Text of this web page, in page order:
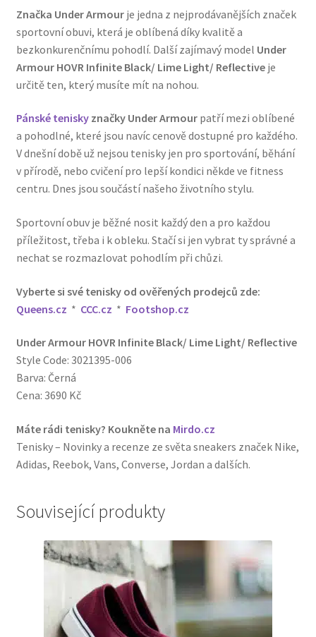
Značka Under Armourje jedna z nejprodávanějších značek
sportovní obuvi, která je oblíbená díky kvalitě a
bezkonkurenčnímu pohodlí. Další zajímavý model Under
Armour HOVR Infinite Black/ Lime Light/ Reflectiveje
určitě ten, který musíte mít na nohou.
Pánské teniskyznačky Under Armourpatří mezi oblíbené
a pohodlné, které jsou navíc cenově dostupné pro každého.
V dnešní době už nejsou tenisky jen pro sportování, běhání
v přírodě, nebo cvičení pro lepší kondici někde ve fitness
centru. Dnes jsou součástí našeho životního stylu.
Sportovní obuv je běžné nosit každý den a pro každou
příležitost, třeba i k obleku. Stačí si jen vybrat ty správné a
nechat se rozmazlovat pohodlím při chůzi.
Vyberte si své tenisky od ověřených prodejců zde:
Queens.cz * CCC.cz * Footshop.cz
Under Armour HOVR Infinite Black/ Lime Light/ Reflective
Style Code: 3021395-006
Barva: Černá
Cena: 3690 Kč
Máte rádi tenisky? Koukněte na Mirdo.cz
Tenisky – Novinky a recenze ze světa sneakers značek Nike,
Adidas, Reebok, Vans, Converse, Jordan a dalších.
Související produkty